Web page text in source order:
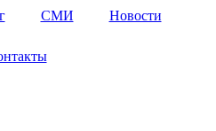
СМИ Новости